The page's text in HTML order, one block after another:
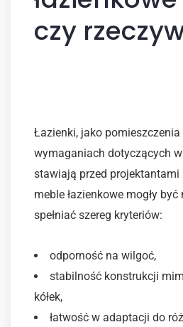
czy
Łazienki, jako
wymaganiach dotyczących
stawiają przed projektantami
meble łazienkowe mogły
spełniać szereg kryteriów:
odporność na wilgoć,
stabilność konstrukcji
kółek,
łatwość w adaptacji do